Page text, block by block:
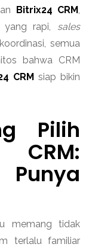
Bitrix24 CRM
yang rapi, sales
semua
bahwa CRM
CRM siap bikin
Pilih
:
memang tidak
terlalu familiar